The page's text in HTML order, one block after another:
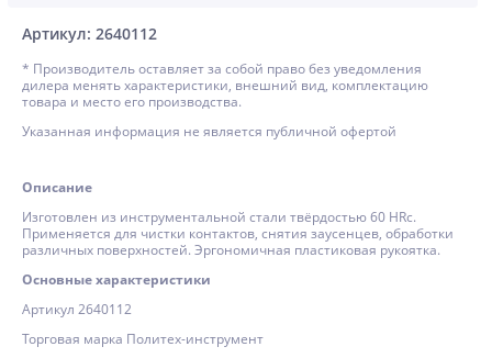
Артикул: 2640112
* Производитель оставляет за собой право без уведомления
дилера менять характеристики, внешний вид, комплектацию
товара и место его производства.
Указанная информация не является публичной офертой
Описание
Изготовлен из инструментальной стали твёрдостью 60 HRc.
Применяется для чистки контактов, снятия заусенцев, обработки
различных поверхностей. Эргономичная пластиковая рукоятка.
Основные характеристики
Артикул 2640112
Торговая марка Политех-инструмент